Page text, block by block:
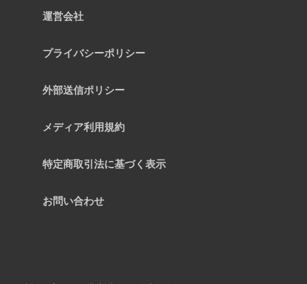
運営会社
プライバシーポリシー
外部送信ポリシー
メディア利用規約
特定商取引法に基づく表示
お問い合わせ